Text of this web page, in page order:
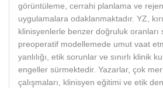
görüntüleme, cerrahi planlama ve
uygulamalara odaklanmaktadır. YZ,
klinisyenlerle benzer doğruluk oranları
preoperatif modellemede umut vaat
yanlılığı, etik sorunlar ve sınırlı klinik
engeller sürmektedir. Yazarlar, çok
çalışmaları, klinisyen eğitimi ve etik